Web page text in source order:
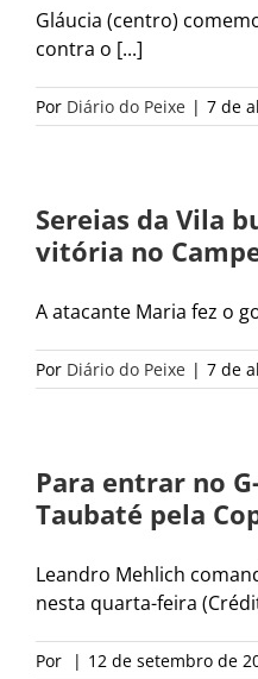
Gláucia (centro)
contra o [...]
Por Diário do Peixe | 7 de
Sereias da Vila
vitória no
A atacante Maria fez o
Por Diário do Peixe | 7 de
Para entrar no
Taubaté pela
Leandro Mehlich
nesta quarta-feira
Por | 12 de setembro de